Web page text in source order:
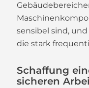
sensibel sind,
die stark
Schaffung
sicheren